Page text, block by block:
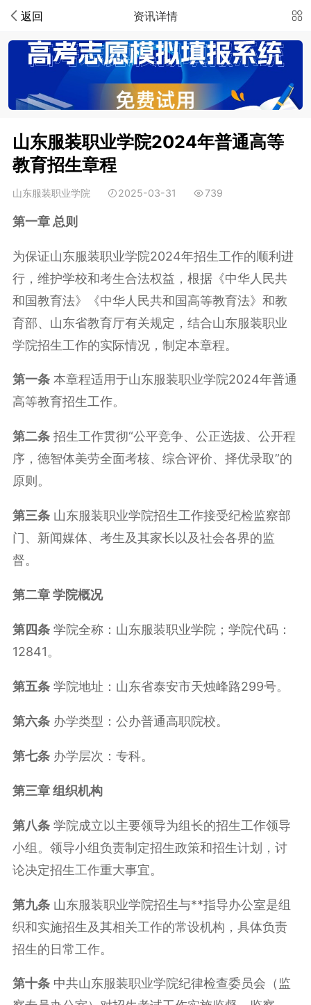
返回 资讯详情
山东服装职业学院2024年普通高等
教育招生章程
山东服装职业学院 2025-03-31 739
第一章 总则
为保证山东服装职业学院2024年招生工作的顺利进
行，维护学校和考生合法权益，根据《中华人民共
和国教育法》《中华人民共和国高等教育法》和教
育部、山东省教育厅有关规定，结合山东服装职业
学院招生工作的实际情况，制定本章程。
第一条本章程适用于山东服装职业学院2024年普通
高等教育招生工作。
第二条招生工作贯彻“公平竞争、公正选拔、公开程
序，德智体美劳全面考核、综合评价、择优录取”的
原则。
第三条山东服装职业学院招生工作接受纪检监察部
门、新闻媒体、考生及其家长以及社会各界的监
督。
第二章 学院概况
第四条学院全称：山东服装职业学院；学院代码：
12841。
第五条学院地址：山东省泰安市天烛峰路299号。
第六条办学类型：公办普通高职院校。
第七条办学层次：专科。
第三章 组织机构
第八条学院成立以主要领导为组长的招生工作领导
小组。领导小组负责制定招生政策和招生计划，讨
论决定招生工作重大事宜。
第九条山东服装职业学院招生与**指导办公室是组
织和实施招生及其相关工作的常设机构，具体负责
招生的日常工作。
第十条中共山东服装职业学院纪律检查委员会（监